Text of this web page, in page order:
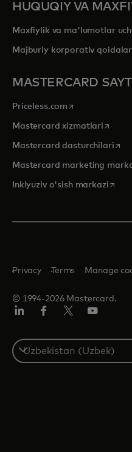
HUQUQIY VA
Maxfiylik va ma'lumotlar
Majburiy korporativ
MASTERCARD
Priceless.com opens in a new
Mastercard xizmatlari opens
Mastercard dasturchilari
Mastercard marketing
Inklyuziv o'sish markazi
© 1994-2026 Mastercard.
Privacy Terms Manage
Select
a
country